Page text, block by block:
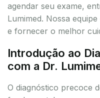
agendar seu exame,
Lumimed. Nossa
e fornecer o melhor
Introdução ao
com a Dr.
O diagnóstico precoce